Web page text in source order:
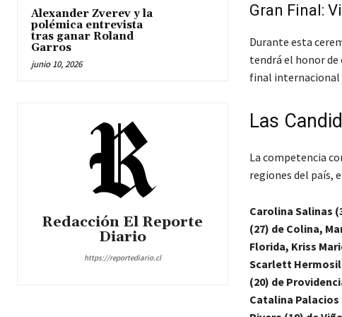
Alexander Zverev y la
polémica entrevista
tras ganar Roland
Garros
junio 10, 2026
Redacción El Reporte
Diario
https://reportediario.cl
Gran Final:
Durante esta
tendrá el honor de
final internacional
Las
La competencia
regiones del país,
Carolina Salinas
(27) de Colina,
Florida, Kriss
Scarlett
(20) de
Catalina Palacios